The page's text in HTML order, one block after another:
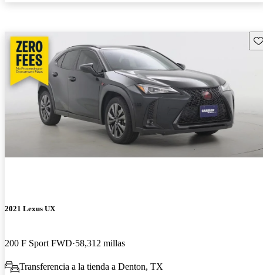
2021 Lexus UX
200 F Sport FWD 58,312 millas
Transferencia a la tienda a Denton, TX